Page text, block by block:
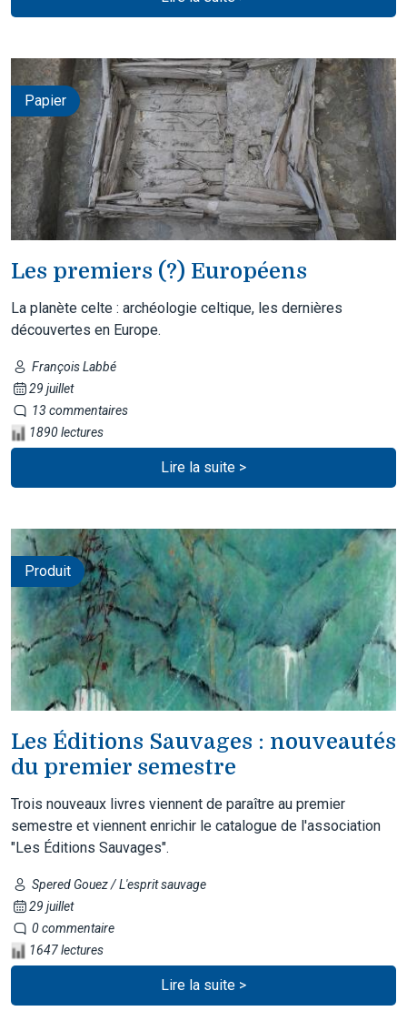
Papier
Les premiers (?) Européens
La planète celte : archéologie celtique, les dernières
découvertes en Europe.
François Labbé
29 juillet
13 commentaires
1890 lectures
Lire la suite >
Produit
Les Éditions Sauvages : nouveautés
du premier semestre
Trois nouveaux livres viennent de paraître au premier
semestre et viennent enrichir le catalogue de l'association
"Les Éditions Sauvages".
Spered Gouez / L'esprit sauvage
29 juillet
0 commentaire
1647 lectures
Lire la suite >